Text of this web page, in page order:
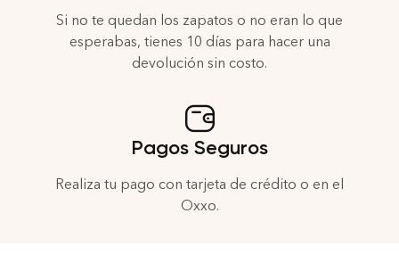
Si no te quedan los zapatos o no eran lo que
esperabas, tienes 10 días para hacer una
devolución sin costo.
Pagos Seguros
Realiza tu pago con tarjeta de crédito o en el
Oxxo.